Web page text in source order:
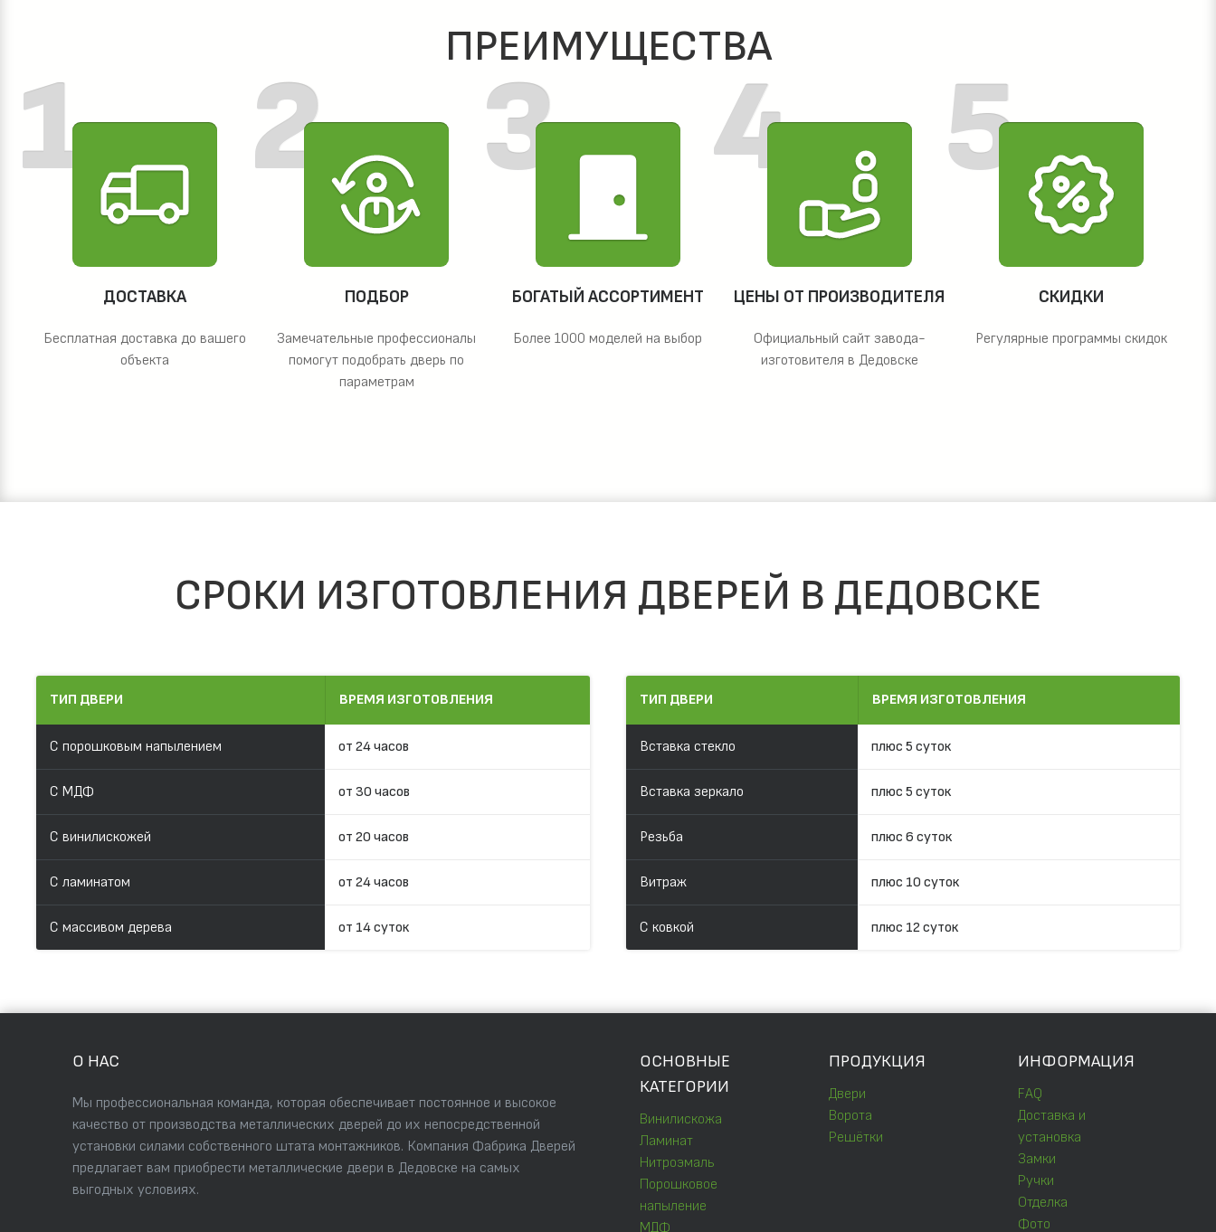
ПРЕИМУЩЕСТВА
ДОСТАВКА
Бесплатная доставка до вашего
объекта
ПОДБОР
Замечательные профессионалы
помогут подобрать дверь по
параметрам
БОГАТЫЙ АССОРТИМЕНТ
Более 1000 моделей на выбор
ЦЕНЫ ОТ ПРОИЗВОДИТЕЛЯ
Официальный сайт завода-
изготовителя в Дедовске
СКИДКИ
Регулярные программы скидок
СРОКИ ИЗГОТОВЛЕНИЯ ДВЕРЕЙ В ДЕДОВСКЕ
ТИП ДВЕРИ ВРЕМЯ ИЗГОТОВЛЕНИЯ
С порошковым напылением от 24 часов
С МДФ от 30 часов
С винилискожей от 20 часов
С ламинатом от 24 часов
С массивом дерева от 14 суток
ТИП ДВЕРИ ВРЕМЯ ИЗГОТОВЛЕНИЯ
Вставка стекло плюс 5 суток
Вставка зеркало плюс 5 суток
Резьба плюс 6 суток
Витраж плюс 10 суток
С ковкой плюс 12 суток
О НАС
Мы профессиональная команда, которая обеспечивает постоянное и высокое
качество от производства металлических дверей до их непосредственной
установки силами собственного штата монтажников. Компания Фабрика Дверей
предлагает вам приобрести металлические двери в Дедовске на самых
выгодных условиях.
ОСНОВНЫЕ
КАТЕГОРИИ
Винилискожа
Ламинат
Нитроэмаль
Порошковое
напыление
МДФ
ПРОДУКЦИЯ
Двери
Ворота
Решётки
ИНФОРМАЦИЯ
FAQ
Доставка и
установка
Замки
Ручки
Отделка
Фото